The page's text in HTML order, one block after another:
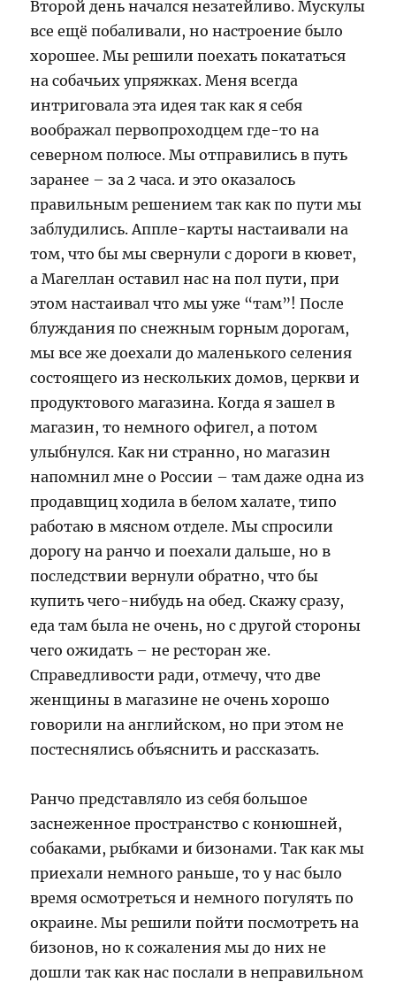
Второй день начался незатейливо. Мускулы
все ещё побаливали, но настроение было
хорошее. Мы решили поехать покататься
на собачьих упряжках. Меня всегда
интриговала эта идея так как я себя
воображал первопроходцем где-то на
северном полюсе. Мы отправились в путь
заранее – за 2 часа. и это оказалось
правильным решением так как по пути мы
заблудились. Аппле-карты настаивали на
том, что бы мы свернули с дороги в кювет,
а Магеллан оставил нас на пол пути, при
этом настаивал что мы уже “там”! После
блуждания по снежным горным дорогам,
мы все же доехали до маленького селения
состоящего из нескольких домов, церкви и
продуктового магазина. Когда я зашел в
магазин, то немного офигел, а потом
улыбнулся. Как ни странно, но магазин
напомнил мне о России – там даже одна из
продавщиц ходила в белом халате, типо
работаю в мясном отделе. Мы спросили
дорогу на ранчо и поехали дальше, но в
последствии вернули обратно, что бы
купить чего-нибудь на обед. Скажу сразу,
еда там была не очень, но с другой стороны
чего ожидать – не ресторан же.
Справедливости ради, отмечу, что две
женщины в магазине не очень хорошо
говорили на английском, но при этом не
постеснялись объяснить и рассказать.
Ранчо представляло из себя большое
заснеженное пространство с конюшней,
собаками, рыбками и бизонами. Так как мы
приехали немного раньше, то у нас было
время осмотреться и немного погулять по
окраине. Мы решили пойти посмотреть на
бизонов, но к сожаления мы до них не
дошли так как нас послали в неправильном